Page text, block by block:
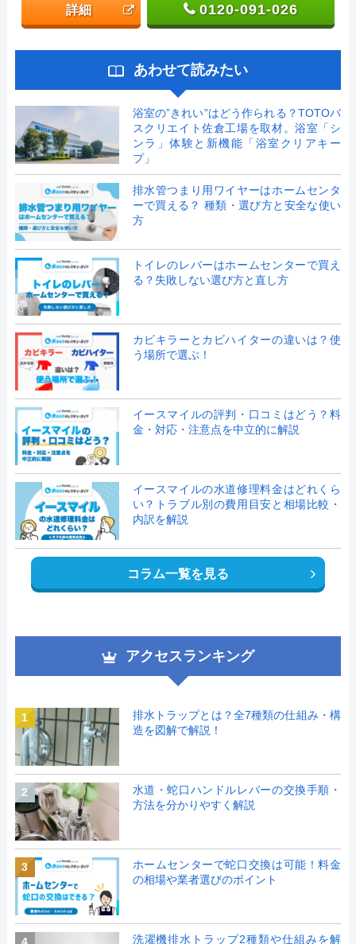
詳細 0120-091-026
あわせて読みたい
浴室の”きれい”はどう作られる？TOTOバ
スクリエイト佐倉工場を取材。浴室「シ
ンラ」体験と新機能「浴室クリアキー
プ」
排水管つまり用ワイヤーはホームセンタ
ーで買える？ 種類・選び方と安全な使い
方
トイレのレバーはホームセンターで買え
る？失敗しない選び方と直し方
カビキラーとカビハイターの違いは？使
う場所で選ぶ！
イースマイルの評判・口コミはどう？料
金・対応・注意点を中立的に解説
イースマイルの水道修理料金はどれくら
い？トラブル別の費用目安と相場比較・
内訳を解説
コラム一覧を見る
アクセスランキング
1
排水トラップとは？全7種類の仕組み・構
造を図解で解説！
2
水道・蛇口ハンドルレバーの交換手順・
方法を分かりやすく解説
3
ホームセンターで蛇口交換は可能！料金
の相場や業者選びのポイント
洗濯機排水トラップ2種類や仕組みを解